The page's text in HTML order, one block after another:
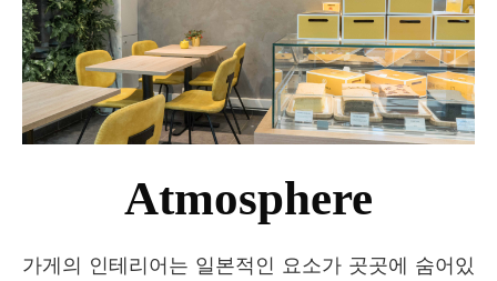
Atmosphere
가게의 인테리어는 일본적인 요소가 곳곳에 숨어있